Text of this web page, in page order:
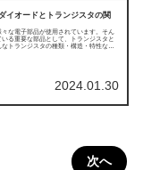
イオードとトランジスタの関
な電子部品が使用されています。そん
る重要な部品として、トランジスタと
トランジスタの種類・構造・特性など
2024.01.30
次へ